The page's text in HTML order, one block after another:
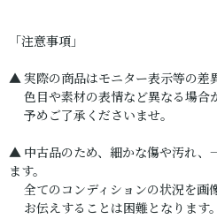
「注意事項」
▲ 実際の商品はモニター表示等の差
色目や素材の表情など異なる場合
予めご了承くださいませ。
▲ 中古品のため、細かな傷や汚れ、
ます。
全てのコンディションの状況を画
お伝えすることは困難となります。